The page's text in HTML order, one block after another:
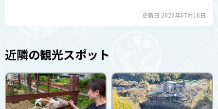
更新日 2026年07月16日
近隣の観光スポット